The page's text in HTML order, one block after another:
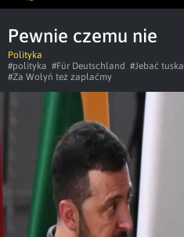
Pewnie czemu nie
Polityka
#polityka #Für Deutschland #Jebać tuska
#Za Wołyń też zapłaćmy